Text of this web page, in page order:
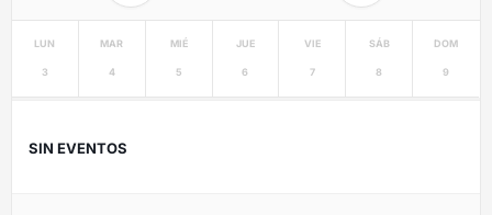
LUN
3
MAR
4
MIÉ
5
JUE
6
VIE
7
SÁB
8
DOM
9
SIN EVENTOS